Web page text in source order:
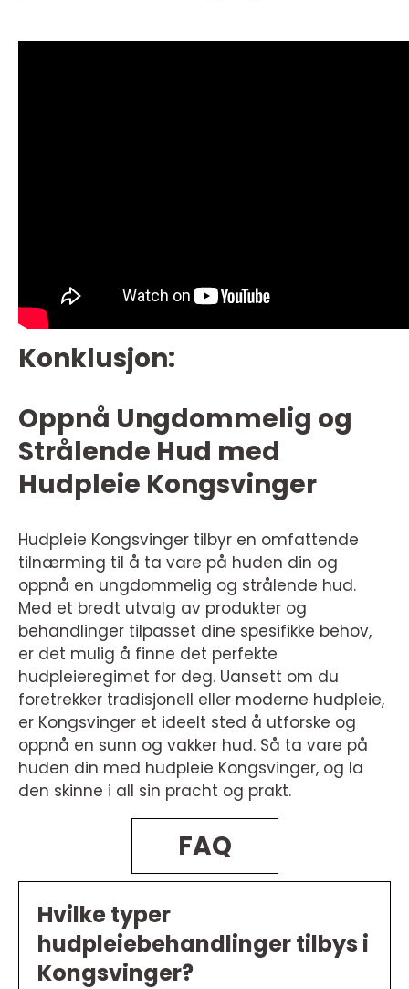
Konklusjon:
Oppnå Ungdommelig og
Strålende Hud med
Hudpleie Kongsvinger
Hudpleie Kongsvinger tilbyr en omfattende
tilnærming til å ta vare på huden din og
oppnå en ungdommelig og strålende hud.
Med et bredt utvalg av produkter og
behandlinger tilpasset dine spesifikke behov,
er det mulig å finne det perfekte
hudpleieregimet for deg. Uansett om du
foretrekker tradisjonell eller moderne hudpleie,
er Kongsvinger et ideelt sted å utforske og
oppnå en sunn og vakker hud. Så ta vare på
huden din med hudpleie Kongsvinger, og la
den skinne i all sin pracht og prakt.
FAQ
Hvilke typer
hudpleiebehandlinger tilbys i
Kongsvinger?